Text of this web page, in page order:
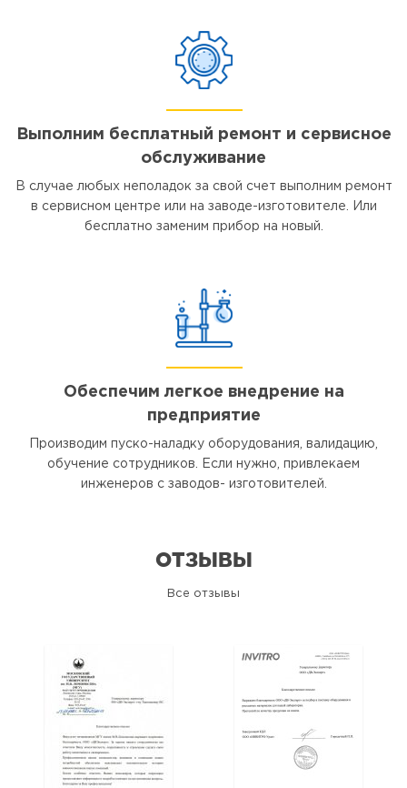
Выполним бесплатный ремонт и сервисное
обслуживание
В случае любых неполадок за свой счет выполним ремонт
в сервисном центре или на заводе-изготовителе. Или
бесплатно заменим прибор на новый.
Обеспечим легкое внедрение на
предприятие
Производим пуско-наладку оборудования, валидацию,
обучение сотрудников. Если нужно, привлекаем
инженеров с заводов- изготовителей.
ОТЗЫВЫ
Все отзывы